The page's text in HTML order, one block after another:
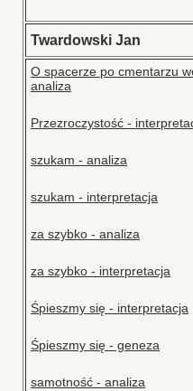
Twardowski Jan
O spacerze po cmentarzu
analiza
Przezroczystość -
szukam - analiza
szukam - interpretacja
za szybko - analiza
za szybko - interpretacja
Śpieszmy się - interpretacja
Śpieszmy się - geneza
samotność - analiza